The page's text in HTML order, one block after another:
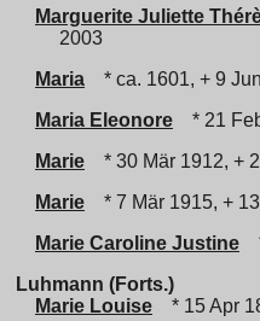
Marguerite Juliette
2003
Maria
* ca. 1601, + 9
Maria Eleonore
* 21
Marie
* 30 Mär 1912, +
Marie
* 7 Mär 1915, +
Marie Caroline Justine
Luhmann (Forts.)
Marie Louise
* 15 Apr